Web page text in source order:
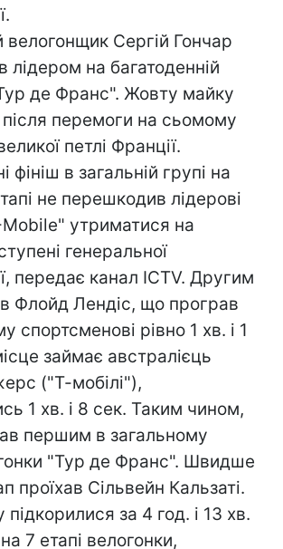
велогонщик Сергій Гончар
лідером на багатоденній
де Франс". Жовту майку
після перемоги на сьомому
петлі Франції.
фініш в загальній групі на
не перешкодив лідерові
утриматися на
генеральної
передає канал ICTV. Другим
Флойд Лендіс, що програв
спортсменові рівно 1 хв. і 1
займає австралієць
("Т-мобілі"),
1 хв. і 8 сек. Таким чином,
першим в загальному
"Тур де Франс". Швидше
проїхав Сільвейн Кальзаті.
за 4 год. і 13 хв.
7 етапі велогонки,